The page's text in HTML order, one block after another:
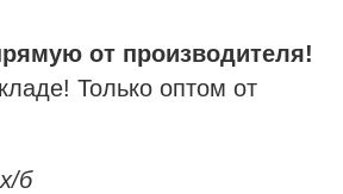
от производителя!
Только оптом от
б